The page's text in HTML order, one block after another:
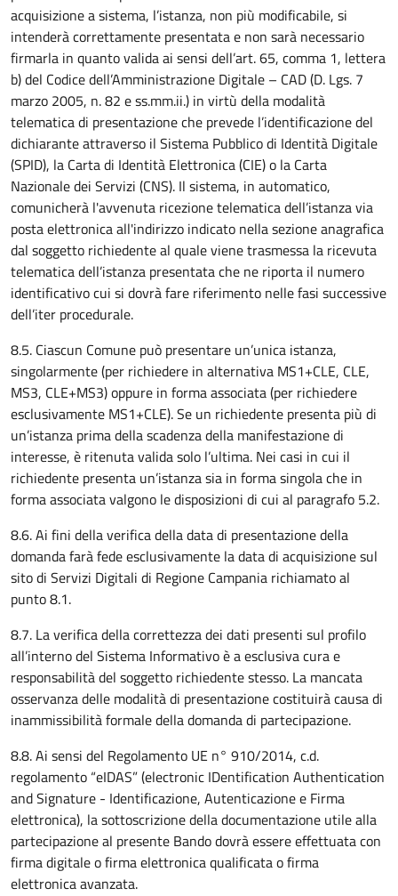
acquisizione a sistema, l’istanza, non più modificabile, si
intenderà correttamente presentata e non sarà necessario
firmarla in quanto valida ai sensi dell’art. 65, comma 1, lettera
b) del Codice dell’Amministrazione Digitale – CAD (D. Lgs. 7
marzo 2005, n. 82 e ss.mm.ii.) in virtù della modalità
telematica di presentazione che prevede l’identificazione del
dichiarante attraverso il Sistema Pubblico di Identità Digitale
(SPID), la Carta di Identità Elettronica (CIE) o la Carta
Nazionale dei Servizi (CNS). Il sistema, in automatico,
comunicherà l'avvenuta ricezione telematica dell’istanza via
posta elettronica all'indirizzo indicato nella sezione anagrafica
dal soggetto richiedente al quale viene trasmessa la ricevuta
telematica dell’istanza presentata che ne riporta il numero
identificativo cui si dovrà fare riferimento nelle fasi successive
dell’iter procedurale.
8.5. Ciascun Comune può presentare un’unica istanza,
singolarmente (per richiedere in alternativa MS1+CLE, CLE,
MS3, CLE+MS3) oppure in forma associata (per richiedere
esclusivamente MS1+CLE). Se un richiedente presenta più di
un’istanza prima della scadenza della manifestazione di
interesse, è ritenuta valida solo l’ultima. Nei casi in cui il
richiedente presenta un’istanza sia in forma singola che in
forma associata valgono le disposizioni di cui al paragrafo 5.2.
8.6. Ai fini della verifica della data di presentazione della
domanda farà fede esclusivamente la data di acquisizione sul
sito di Servizi Digitali di Regione Campania richiamato al
punto 8.1.
8.7. La verifica della correttezza dei dati presenti sul profilo
all’interno del Sistema Informativo è a esclusiva cura e
responsabilità del soggetto richiedente stesso. La mancata
osservanza delle modalità di presentazione costituirà causa di
inammissibilità formale della domanda di partecipazione.
8.8. Ai sensi del Regolamento UE n° 910/2014, c.d.
regolamento “eIDAS” (electronic IDentification Authentication
and Signature - Identificazione, Autenticazione e Firma
elettronica), la sottoscrizione della documentazione utile alla
partecipazione al presente Bando dovrà essere effettuata con
firma digitale o firma elettronica qualificata o firma
elettronica avanzata.